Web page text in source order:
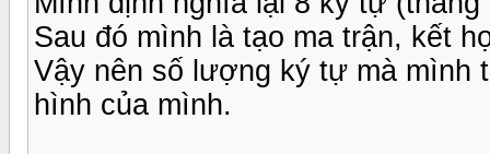
Sau đó mình là tạo ma trận, kết
Vậy nên số lượng ký tự mà mình
hình của mình.